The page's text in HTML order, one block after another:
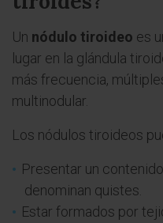
Un nódulo tiroideo es
lugar en la glándula
más frecuencia,
multinodular.
Los nódulos tiroideos
Presentar un
denominan quistes.
Estar formados por